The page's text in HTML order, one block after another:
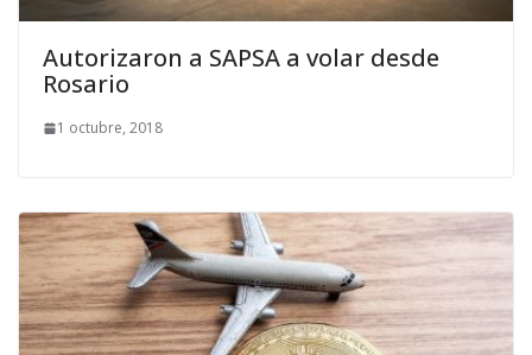
Autorizaron a SAPSA a volar desde
Rosario
1 octubre, 2018